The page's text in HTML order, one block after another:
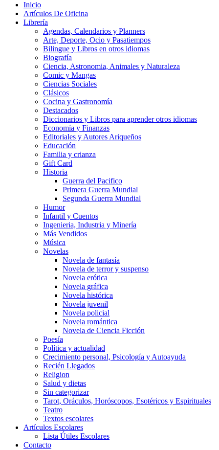
Inicio
Artículos De Oficina
Librería
Agendas, Calendarios y Planners
Arte, Deporte, Ocio y Pasatiempos
Bilingue y Libros en otros idiomas
Biografía
Ciencia, Astronomia, Animales y Naturaleza
Comic y Mangas
Ciencias Sociales
Clásicos
Cocina y Gastronomía
Destacados
Diccionarios y Libros para aprender otros idiomas
Economía y Finanzas
Editoriales y Autores Ariqueños
Educación
Familia y crianza
Gift Card
Historia
Guerra del Pacifico
Primera Guerra Mundial
Segunda Guerra Mundial
Humor
Infantil y Cuentos
Ingenieria, Industria y Minería
Más Vendidos
Música
Novelas
Novela de fantasía
Novela de terror y suspenso
Novela erótica
Novela gráfica
Novela histórica
Novela juvenil
Novela policial
Novela romántica
Novela de Ciencia Ficción
Poesía
Política y actualidad
Crecimiento personal, Psicología y Autoayuda
Recién Llegados
Religion
Salud y dietas
Sin categorizar
Tarot, Oráculos, Horóscopos, Esotéricos y Espirituales
Teatro
Textos escolares
Artículos Escolares
Lista Útiles Escolares
Contacto